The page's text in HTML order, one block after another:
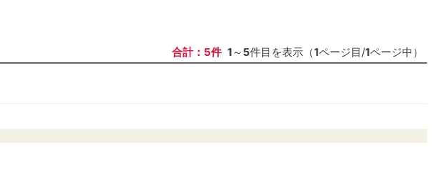
合計：5件 1 ～ 5件目を表示（1ページ目/1ページ中）